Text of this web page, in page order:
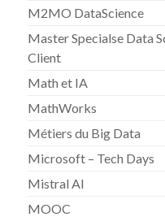
M2MO DataScience
Master Specialse Data
Client
Math et IA
MathWorks
Métiers du Big Data
Microsoft – Tech Days
Mistral AI
MOOC